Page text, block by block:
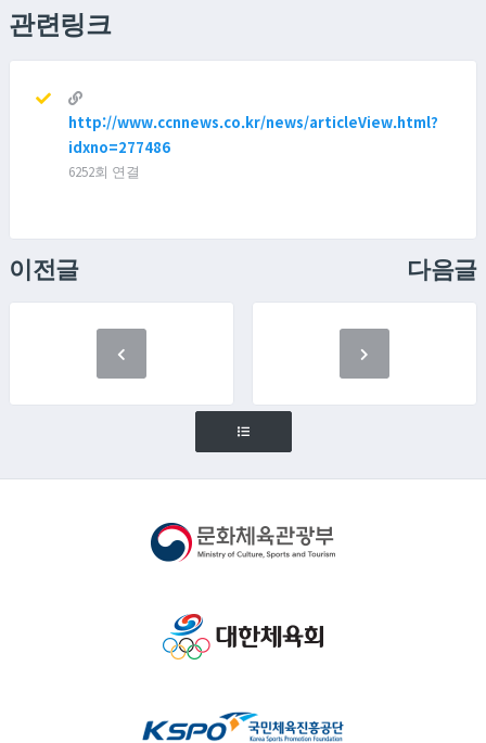
관련링크
http://www.ccnnews.co.kr/news/articleView.html?
idxno=277486
6252회 연결
이전글 다음글